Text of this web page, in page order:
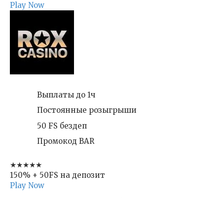
Play Now
Выплаты до 1ч
Постоянные розыгрыши
50 FS бездеп
Промокод BAR
★★★★★
150% + 50FS на депозит
Play Now